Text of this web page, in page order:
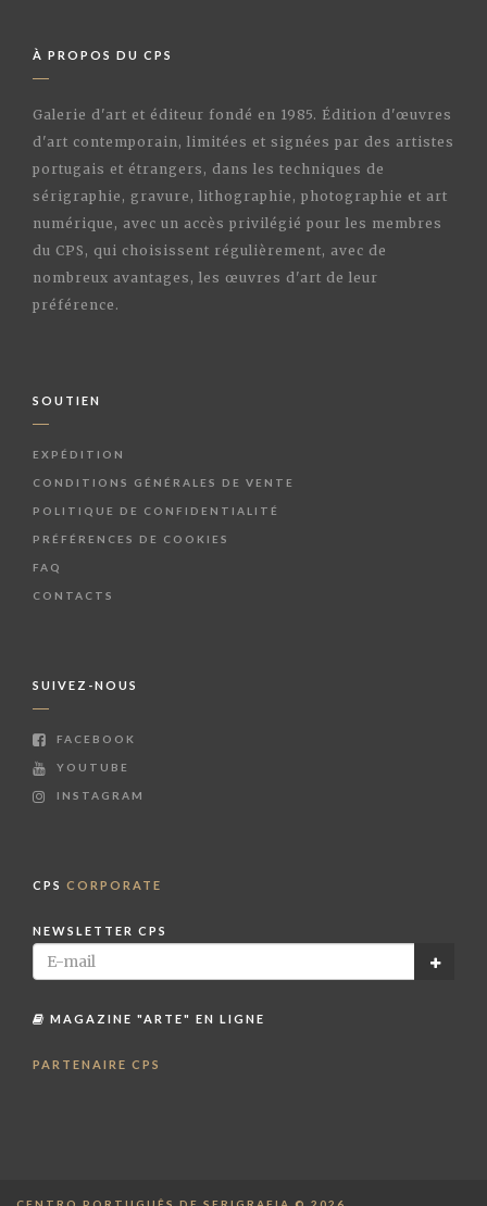
À PROPOS DU CPS
Galerie d'art et éditeur fondé en 1985. Édition d'œuvres
d'art contemporain, limitées et signées par des artistes
portugais et étrangers, dans les techniques de
sérigraphie, gravure, lithographie, photographie et art
numérique, avec un accès privilégié pour les membres
du CPS, qui choisissent régulièrement, avec de
nombreux avantages, les œuvres d'art de leur
préférence.
SOUTIEN
EXPÉDITION
CONDITIONS GÉNÉRALES DE VENTE
POLITIQUE DE CONFIDENTIALITÉ
PRÉFÉRENCES DE COOKIES
FAQ
CONTACTS
SUIVEZ-NOUS
FACEBOOK
YOUTUBE
INSTAGRAM
CPS CORPORATE
NEWSLETTER CPS
MAGAZINE "ARTE" EN LIGNE
PARTENAIRE CPS